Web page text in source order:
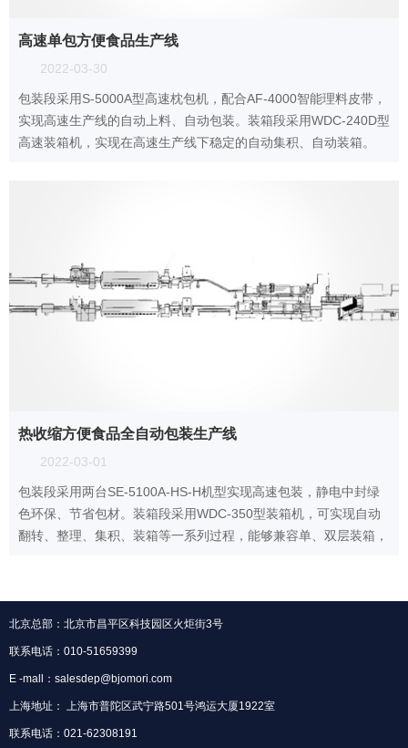
高速单包方便食品生产线
2022-03-30
包装段采用S-5000A型高速枕包机，配合AF-4000智能理料皮带，
实现高速生产线的自动上料、自动包装。装箱段采用WDC-240D型
高速装箱机，实现在高速生产线下稳定的自动集积、自动装箱。
热收缩方便食品全自动包装生产线
2022-03-01
包装段采用两台SE-5100A-HS-H机型实现高速包装，静电中封绿
色环保、节省包材。装箱段采用WDC-350型装箱机，可实现自动
翻转、整理、集积、装箱等一系列过程，能够兼容单、双层装箱，
北京总部：北京市昌平区科技园区火炬街3号
联系电话：010-51659399
E -mall：salesdep@bjomori.com
上海地址： 上海市普陀区武宁路501号鸿运大厦1922室
联系电话：021-62308191